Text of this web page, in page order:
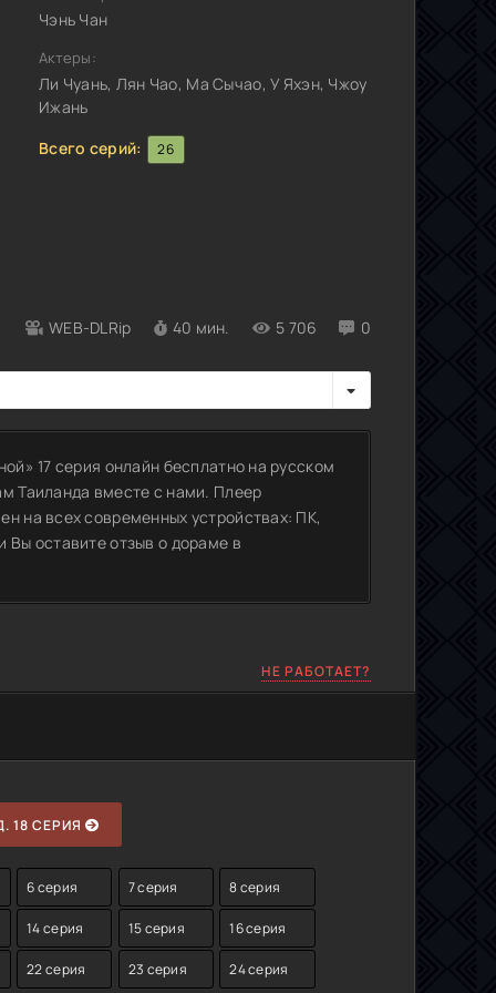
WEB-DLRip 40 мин. 5 706 0
Чэнь Чан
Актеры:
Ли Чуань, Лян Чао, Ма Сычао, У Яхэн, Чжоу
Ижань
Всего серий:
26
17 серия онлайн бесплатно на русском
Таиланда вместе с нами. Плеер
на всех современных устройствах: ПК,
оставите отзыв о дораме в
НЕ РАБОТАЕТ?
18 СЕРИЯ
6 серия 7 серия 8 серия
14 серия 15 серия 16 серия
22 серия 23 серия 24 серия